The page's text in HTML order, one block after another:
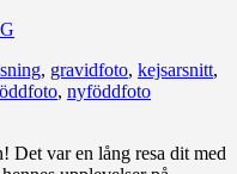
, gravidfoto, kejsarsnitt,
, nyföddfoto
Det var en lång resa dit med